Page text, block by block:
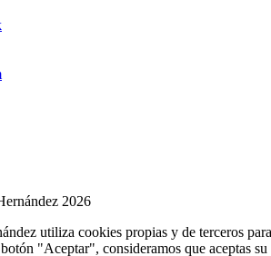
2026
utiliza cookies propias y de terceros
"Aceptar", consideramos que aceptas